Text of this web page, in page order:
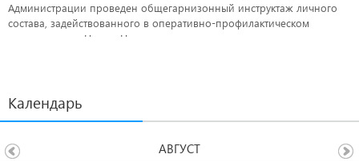
Администрации проведен общегарнизонный инструктаж личного
состава, задействованного в оперативно-профилактическом
мероприятии «Ночь». Начался инструктаж со строевого смотра и
Календарь
АВГУСТ